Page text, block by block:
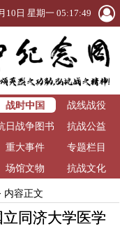
10日 星期一 05:17:50
战时中国
战线战役
日战争图书
馆
抗战公益
重大事件
专题栏目
场馆文物 抗战文化
容正文
同济大学医学